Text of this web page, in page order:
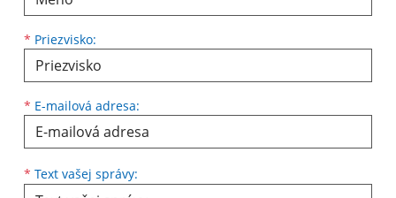
* Priezvisko:
* E-mailová adresa:
* Text vašej správy: